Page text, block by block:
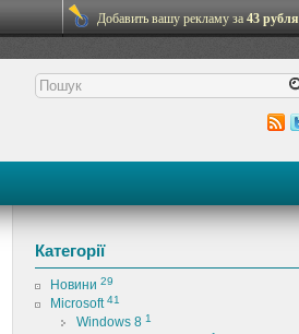
Добавить вашу рекламу за43 рубля
Категорії
Новини 29
Microsoft41
Windows 8 1